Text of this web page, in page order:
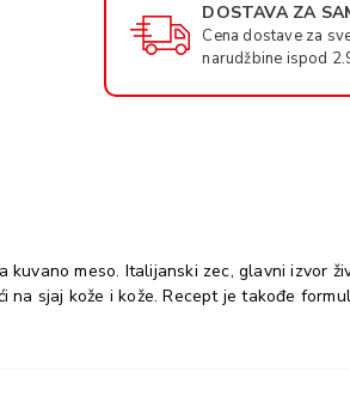
DOSTAVA ZA
Cena dostave za
narudžbine ispod
meso. Italijanski zec, glavni izvor
sjaj kože i kože. Recept je takođe